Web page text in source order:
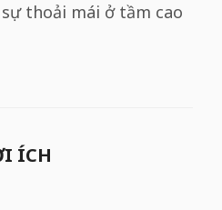
thoải mái ở tầm cao
ÍCH